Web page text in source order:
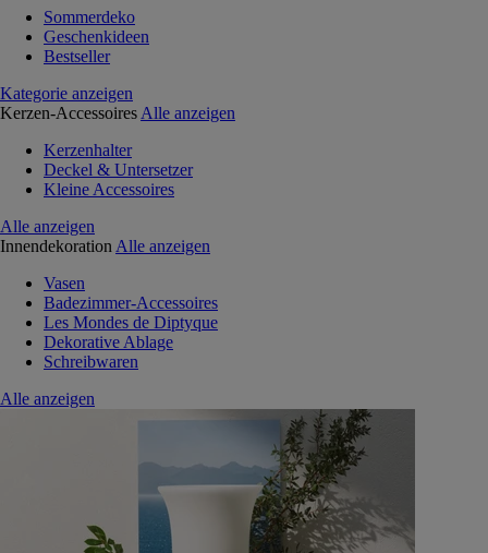
Sommerdeko
Geschenkideen
Bestseller
Kategorie anzeigen
Kerzen-Accessoires Alle anzeigen
Kerzenhalter
Deckel & Untersetzer
Kleine Accessoires
Alle anzeigen
Innendekoration Alle anzeigen
Vasen
Badezimmer-Accessoires
Les Mondes de Diptyque
Dekorative Ablage
Schreibwaren
Alle anzeigen